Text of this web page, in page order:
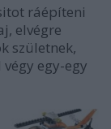
ráépíteni
elvégre
születnek,
egy-egy